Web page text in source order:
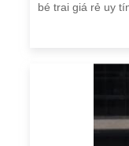
bé trai giá rẻ uy